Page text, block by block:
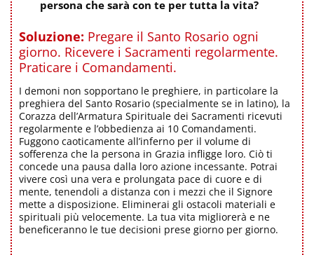
persona che sarà con te per tutta la vita?
Soluzione: Pregare il Santo Rosario ogni
giorno. Ricevere i Sacramenti regolarmente.
Praticare i Comandamenti.
I demoni non sopportano le preghiere, in particolare la
preghiera del Santo Rosario (specialmente se in latino), la
Corazza dell’Armatura Spirituale dei Sacramenti ricevuti
regolarmente e l’obbedienza ai 10 Comandamenti.
Fuggono caoticamente all’inferno per il volume di
sofferenza che la persona in Grazia infligge loro. Ciò ti
concede una pausa dalla loro azione incessante. Potrai
vivere così una vera e prolungata pace di cuore e di
mente, tenendoli a distanza con i mezzi che il Signore
mette a disposizione. Eliminerai gli ostacoli materiali e
spirituali più velocemente. La tua vita migliorerà e ne
beneficeranno le tue decisioni prese giorno per giorno.